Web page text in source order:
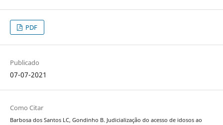
PDF
Publicado
07-07-2021
Como Citar
Barbosa dos Santos LC, Gondinho B. Judicialização do acesso de idosos ao